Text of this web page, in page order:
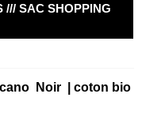
/// SAC SHOPPING
Noir | coton bio